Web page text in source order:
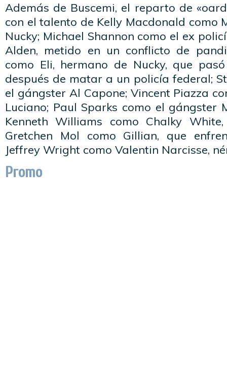
Además de Buscemi, el reparto de
con el talento de Kelly Macdonald como
Nucky; Michael Shannon como el ex
Alden, metido en un conflicto de
como Eli, hermano de Nucky, que
después de matar a un policía federal;
el gángster Al Capone; Vincent Piazza
Luciano; Paul Sparks como el gángster
Kenneth Williams como Chalky
Gretchen Mol como Gillian, que
Jeffrey Wright como Valentin Narcisse,
Promo